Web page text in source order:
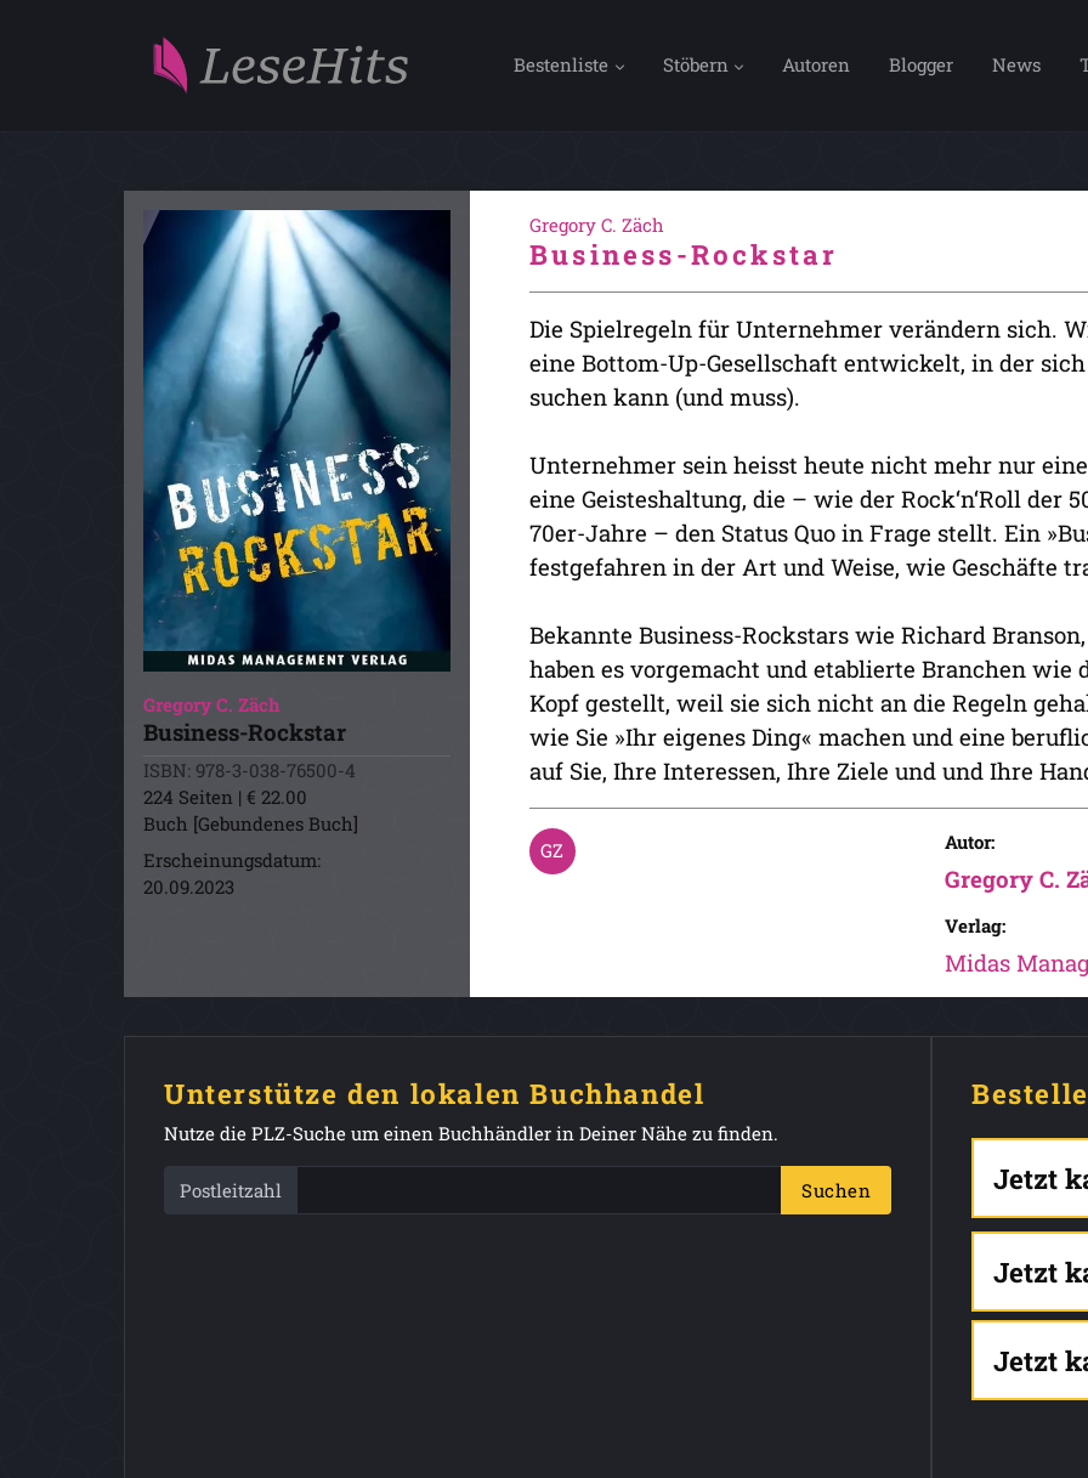
Bestenliste Stöbern Autoren Blogger News
Gregory C. Zäch
Business-Rockstar
ISBN: 978-3-038-76500-4
224 Seiten | € 22.00
Buch [Gebundenes Buch]
Erscheinungsdatum:
20.09.2023
Gregory C. Zäch
Business-Rockstar
Die Spielregeln für Unternehmer verändern sich.
eine Bottom-Up-Gesellschaft entwickelt, in der
suchen kann (und muss).
Unternehmer sein heisst heute nicht mehr nur
eine Geisteshaltung, die – wie der Rock‘n‘Roll der
70er-Jahre – den Status Quo in Frage stellt. Ein
festgefahren in der Art und Weise, wie Geschäfte
Bekannte Business-Rockstars wie Richard
haben es vorgemacht und etablierte Branchen
Kopf gestellt, weil sie sich nicht an die Regeln
wie Sie »Ihr eigenes Ding« machen und eine
auf Sie, Ihre Interessen, Ihre Ziele und und Ihre
Autor:
Gregory C.
Verlag:
Midas
Unterstütze den lokalen Buchhandel
Nutze die PLZ-Suche um einen Buchhändler in Deiner Nähe zu finden.
Postleitzahl Suchen Jetzt
Jetzt
Jetzt